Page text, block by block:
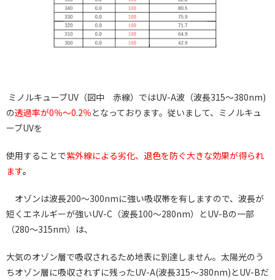
ミノルキューブUV（図中 赤線）ではUV-A波（波長315～380nm)
の透過率が0％～0.2％となっております。従いまして、ミノルキュ
ーブUVを
使用することで紫外線による劣化、退色を防ぐ大きな効果が得られ
ます。
オゾンは波長200～300nmに強い吸収帯を有しますので、波長が
短くエネルギーが強いUV-C（波長100～280nm）とUV-Bの一部
（280～315nm）は、
大気のオゾン層で吸収されるため地表に到達しません。太陽光のう
ちオゾン層に吸収されずに残ったUV-A(波長315～380nm)とUV-Bだ